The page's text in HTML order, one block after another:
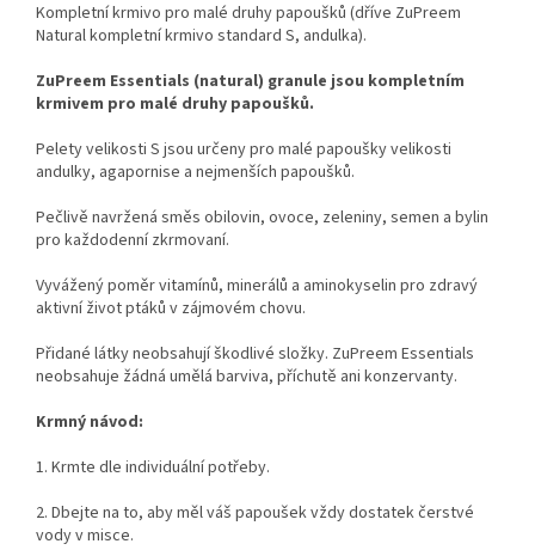
Kompletní krmivo pro malé druhy papoušků (dříve ZuPreem
Natural kompletní krmivo standard S, andulka).
ZuPreem Essentials (natural) granule jsou kompletním
krmivem pro malé druhy papoušků.
Pelety velikosti S jsou určeny pro malé papoušky velikosti
andulky, agapornise a nejmenších papoušků.
Pečlivě navržená směs obilovin, ovoce, zeleniny, semen a bylin
pro každodenní zkrmovaní.
Vyvážený poměr vitamínů, minerálů a aminokyselin pro zdravý
aktivní život ptáků v zájmovém chovu.
Přidané látky neobsahují škodlivé složky. ZuPreem Essentials
neobsahuje žádná umělá barviva, příchutě ani konzervanty.
Krmný návod:
1. Krmte dle individuální potřeby.
2. Dbejte na to, aby měl váš papoušek vždy dostatek čerstvé
vody v misce.